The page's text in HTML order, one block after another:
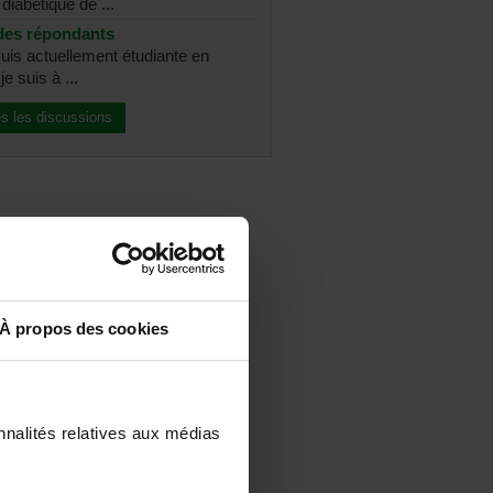
À propos des cookies
relatives aux médias
de ...
répondants
actuellement étudiante en
suis à ...
les discussions